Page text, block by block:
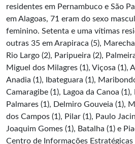
residentes em Pernambuco e São
em Alagoas, 71 eram do sexo
feminino. Setenta e uma vítimas
outras 35 em Arapiraca (5),
Rio Largo (2), Paripueira (2),
Miguel dos Milagres (1), Viçosa (1),
Anadia (1), Ibateguara (1),
Camaragibe (1), Lagoa da Canoa
Palmares (1), Delmiro Gouveia (1),
dos Campos (1), Pilar (1), Paulo
Joaquim Gomes (1), Batalha (1) e
Centro de Informações Estratégicas